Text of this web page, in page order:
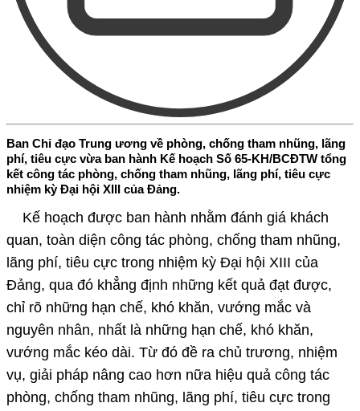
Ban Chỉ đạo Trung ương về phòng, chống tham nhũng, lãng
phí, tiêu cực vừa ban hành Kế hoạch Số 65-KH/BCĐTW tổng
kết công tác phòng, chống tham nhũng, lãng phí, tiêu cực
nhiệm kỳ Đại hội XIII của Đảng.
Kế hoạch được ban hành nhằm đánh giá khách
quan, toàn diện công tác phòng, chống tham nhũng,
lãng phí, tiêu cực trong nhiệm kỳ Đại hội XIII của
Đảng, qua đó khẳng định những kết quả đạt được,
chỉ rõ những hạn chế, khó khăn, vướng mắc và
nguyên nhân, nhất là những hạn chế, khó khăn,
vướng mắc kéo dài. Từ đó đề ra chủ trương, nhiệm
vụ, giải pháp nâng cao hơn nữa hiệu quả công tác
phòng, chống tham nhũng, lãng phí, tiêu cực trong